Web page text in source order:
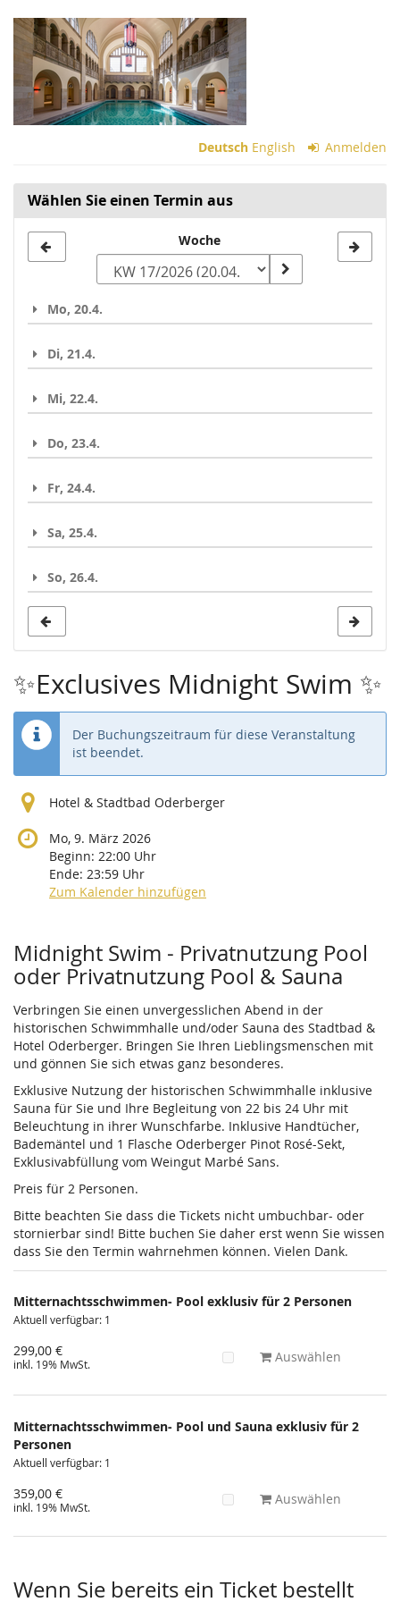
Zum
Haupt-
Inhalt
springen
Deutsch English Anmelden
Wählen Sie einen Termin aus
zur
auswählen
Woche
Mo, 20.4.
Di, 21.4.
Mi, 22.4.
Do, 23.4.
Fr, 24.4.
Sa, 25.4.
So, 26.4.
✨Exclusives Midnight Swim ✨
Der Buchungszeitraum für diese Veranstaltung
ist beendet.
Hotel & Stadtbad Oderberger
Mo, 9. März 2026
Beginn: 22:00 Uhr
Ende: 23:59 Uhr
Zum Kalender hinzufügen
Produkte
Midnight Swim - Privatnutzung Pool
oder Privatnutzung Pool & Sauna
Verbringen Sie einen unvergesslichen Abend in der
historischen Schwimmhalle und/oder Sauna des Stadtbad &
Hotel Oderberger. Bringen Sie Ihren Lieblingsmenschen mit
und gönnen Sie sich etwas ganz besonderes.
Exklusive Nutzung der historischen Schwimmhalle inklusive
Sauna für Sie und Ihre Begleitung von 22 bis 24 Uhr mit
Beleuchtung in ihrer Wunschfarbe. Inklusive Handtücher,
Bademäntel und 1 Flasche Oderberger Pinot Rosé-Sekt,
Exklusivabfüllung vom Weingut Marbé Sans.
Preis für 2 Personen.
Bitte beachten Sie dass die Tickets nicht umbuchbar- oder
stornierbar sind! Bitte buchen Sie daher erst wenn Sie wissen
dass Sie den Termin wahrnehmen können. Vielen Dank.
Mitternachtsschwimmen- Pool exklusiv für 2 Personen
Aktuell verfügbar: 1
299,00 €
inkl. 19% MwSt. Auswählen
Mitternachtsschwimmen- Pool und Sauna exklusiv für 2
Personen
Aktuell verfügbar: 1
359,00 €
inkl. 19% MwSt. Auswählen
Wenn Sie bereits ein Ticket bestellt